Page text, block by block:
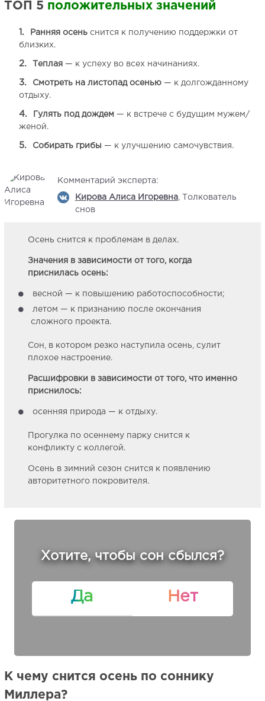
ТОП 5 положительных значений
Ранняя осеньснится к получению поддержки от
близких.
Теплая— к успеху во всех начинаниях.
Смотреть на листопад осенью— к долгожданному
отдыху.
Гулять под дождем — к встрече с будущим мужем/
женой.
Собирать грибы — к улучшению самочувствия.
Комментарий эксперта:
Кирова Алиса Игоревна, Толкователь
снов
Осень снится к проблемам в делах.
Значения в зависимости от того, когда
приснилась осень:
весной — к повышению работоспособности;
летом — к признанию после окончания
сложного проекта.
Сон, в котором резко наступила осень, сулит
плохое настроение.
Расшифровки в зависимости от того, что именно
приснилось:
осенняя природа — к отдыху.
Прогулка по осеннему парку снится к
конфликту с коллегой.
Осень в зимний сезон снится к появлению
авторитетного покровителя.
Хотите, чтобы сон сбылся?
Да Нет
К чему снится осень по соннику
Миллера?